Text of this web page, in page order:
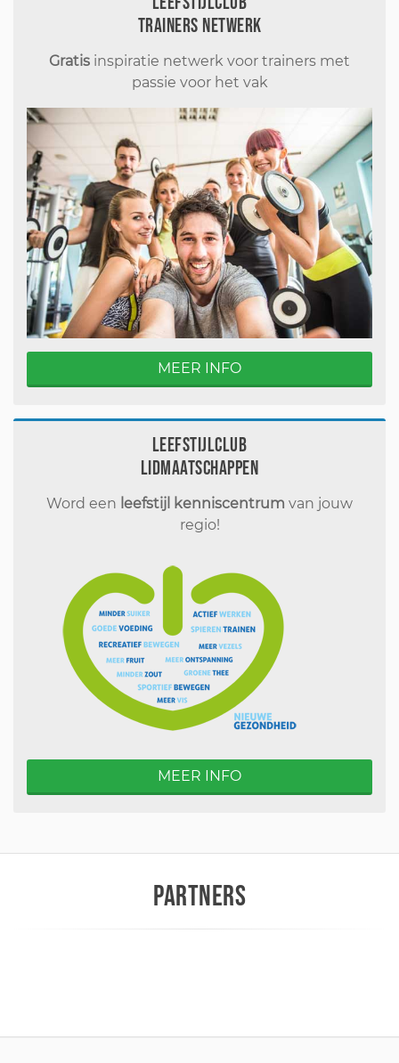
Trainers Netwerk
Gratis inspiratie netwerk voor trainers met
passie voor het vak
MEER INFO
Leefstijlclub
Lidmaatschappen
Word een leefstijl kenniscentrum van jouw
regio!
MEER INFO
PARTNERS